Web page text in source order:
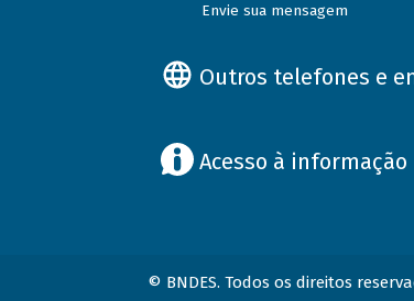
Envie sua mensagem
Outros telefones e
Acesso à informação
© BNDES. Todos os direitos